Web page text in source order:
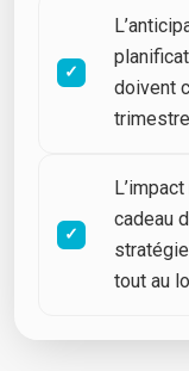
doivent
cadeau
tout au